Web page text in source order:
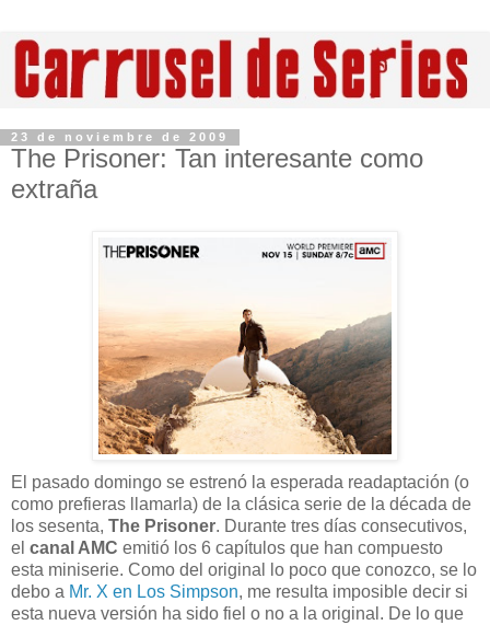
23 de noviembre de 2009
The Prisoner: Tan interesante como
extraña
El pasado domingo se estrenó la esperada readaptación (o
como prefieras llamarla) de la clásica serie de la década de
los sesenta, The Prisoner. Durante tres días consecutivos,
el canal AMC emitió los 6 capítulos que han compuesto
esta miniserie. Como del original lo poco que conozco, se lo
debo a Mr. X en Los Simpson, me resulta imposible decir si
esta nueva versión ha sido fiel o no a la original. De lo que